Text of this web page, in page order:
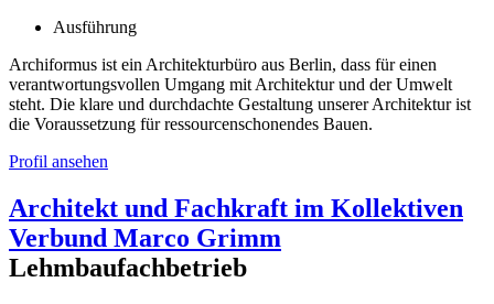
Ausführung
Archiformus ist ein Architekturbüro aus Berlin, dass für einen
verantwortungsvollen Umgang mit Architektur und der Umwelt
steht. Die klare und durchdachte Gestaltung unserer Architektur ist
die Voraussetzung für ressourcenschonendes Bauen.
Profil ansehen
Architekt und Fachkraft im Kollektiven
Verbund Marco Grimm
Lehmbaufachbetrieb